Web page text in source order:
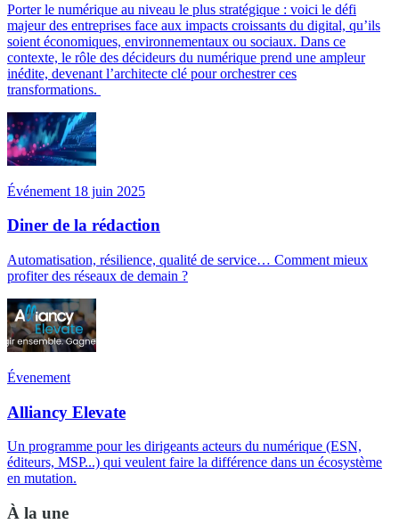
Porter le numérique au niveau le plus stratégique : voici le défi
majeur des entreprises face aux impacts croissants du digital, qu’ils
soient économiques, environnementaux ou sociaux. Dans ce
contexte, le rôle des décideurs du numérique prend une ampleur
inédite, devenant l’architecte clé pour orchestrer ces
transformations.
Événement 18 juin 2025
Diner de la rédaction
Automatisation, résilience, qualité de service… Comment mieux
profiter des réseaux de demain ?
Évenement
Alliancy Elevate
Un programme pour les dirigeants acteurs du numérique (ESN,
éditeurs, MSP...) qui veulent faire la différence dans un écosystème
en mutation.
À la une